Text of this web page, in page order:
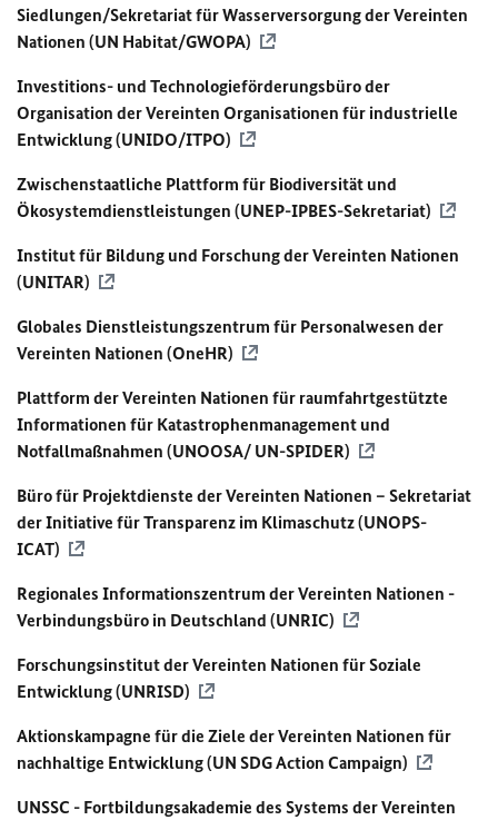
Siedlungen/Sekretariat für Wasserversorgung der Vereinten
Nationen (UN Habitat/GWOPA)
Investitions- und Technologieförderungsbüro der
Organisation der Vereinten Organisationen für industrielle
Entwicklung (UNIDO/ITPO)
Zwischenstaatliche Plattform für Biodiversität und
Ökosystemdienstleistungen (UNEP-IPBES-Sekretariat)
Institut für Bildung und Forschung der Vereinten Nationen
(UNITAR)
Globales Dienstleistungszentrum für Personalwesen der
Vereinten Nationen (OneHR)
Plattform der Vereinten Nationen für raumfahrtgestützte
Informationen für Katastrophenmanagement und
Notfallmaßnahmen (UNOOSA/ UN-SPIDER)
Büro für Projektdienste der Vereinten Nationen – Sekretariat
der Initiative für Transparenz im Klimaschutz (UNOPS-
ICAT)
Regionales Informationszentrum der Vereinten Nationen -
Verbindungsbüro in Deutschland (UNRIC)
Forschungsinstitut der Vereinten Nationen für Soziale
Entwicklung (UNRISD)
Aktionskampagne für die Ziele der Vereinten Nationen für
nachhaltige Entwicklung (UN SDGAction Campaign)
UNSSC - Fortbildungsakademie des Systems der Vereinten